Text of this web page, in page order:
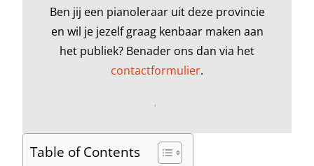
Ben jij een pianoleraar uit deze provincie
en wil je jezelf graag kenbaar maken aan
het publiek? Benader ons dan via het
contactformulier.
,
Table of Contents